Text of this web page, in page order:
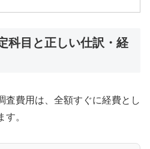
科目と正しい仕訳・経
査費用は、全額すぐに経費とし
。